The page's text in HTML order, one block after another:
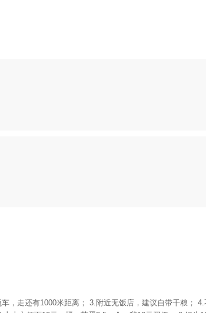
，走还有1000米距离； 3.附近无饭店，建议自带干粮；